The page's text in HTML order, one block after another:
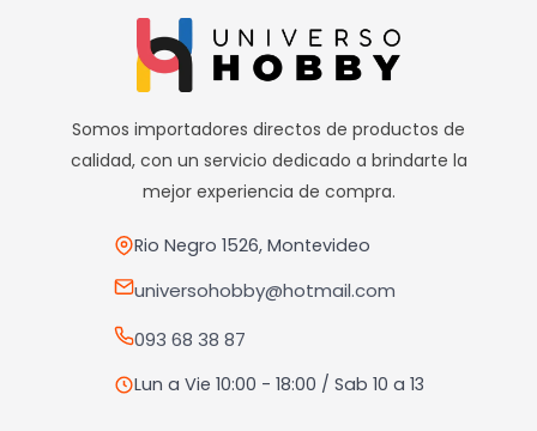
Somos importadores directos de productos de
calidad, con un servicio dedicado a brindarte la
mejor experiencia de compra.
Rio Negro 1526, Montevideo
universohobby@hotmail.com
093 68 38 87
Lun a Vie 10:00 - 18:00 / Sab 10 a 13